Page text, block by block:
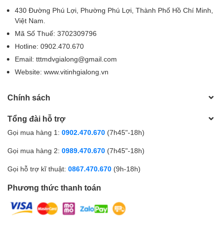
430 Đường Phú Lợi, Phường Phú Lợi, Thành Phố Hồ Chí Minh,
Việt Nam.
Mã Số Thuế: 3702309796
Hotline: 0902.470.670
Email: tttmdvgialong@gmail.com
Website: www.vitinhgialong.vn
Chính sách
Tổng đài hỗ trợ
Gọi mua hàng 1: 0902.470.670 (7h45"-18h)
Gọi mua hàng 2: 0989.470.670 (7h45"-18h)
Gọi hỗ trợ kĩ thuật: 0867.470.670 (9h-18h)
Phương thức thanh toán